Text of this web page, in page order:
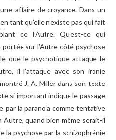
affaire de croyance. Dans un
tant qu’elle n’existe pas qui fait
de l’Autre. Qu’est-ce qui
sur l’Autre côté psychose
que le psychotique attaque le
il l’attaque avec son ironie
J.-A. Miller dans son texte
si important indique le passage
par la paranoïa comme tentative
quand bien même serait-il
la psychose par la schizophrénie